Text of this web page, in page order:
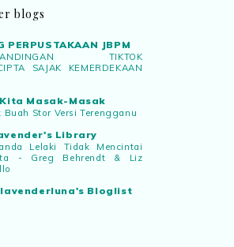
blogs
PERPUSTAKAAN JBPM
TIKTOK
SAJAK KEMERDEKAAN
Kita Masak-Masak
Buah Stor Versi Terengganu
Library
Lelaki Tidak Mencintai
- Greg Behrendt & Liz
Bloglist